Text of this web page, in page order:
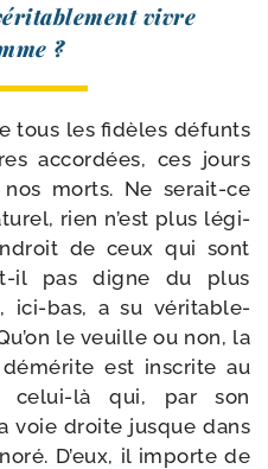
vivre
?
tous les fidèles défunts
accor­dées, ces jours
morts. Ne serait-​ce
rien n’est plus légi­
de ceux qui sont
il pas digne du plus
ici-​bas, a su véri­ta­ble­
le veuille ou non, la
est ins­crite au
celui-​là qui, par son
voie droite jusque dans
D’eux, il importe de